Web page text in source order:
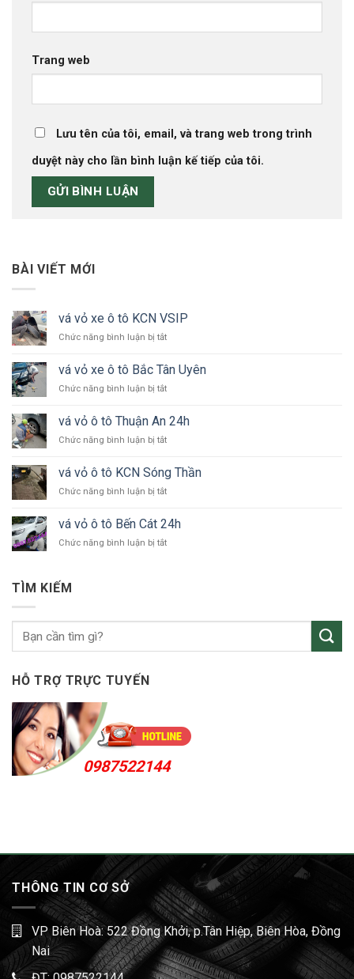
Trang web
Lưu tên của tôi, email, và trang web trong trình
duyệt này cho lần bình luận kế tiếp của tôi.
BÀI VIẾT MỚI
vá vỏ xe ô tô KCN VSIP
Chức năng bình luận bị tắtở
vỏ
xe
ô
KCN
vá vỏ xe ô tô Bắc Tân Uyên
Chức năng bình luận bị tắtở
vỏ
xe
ô
Bắc
Tân
Uyên
vá vỏ ô tô Thuận An 24h
Chức năng bình luận bị tắtở
ô
tô
An
vá vỏ ô tô KCN Sóng Thần
Chức năng bình luận bị tắtở
vỏ
ô
tô
vá vỏ ô tô Bến Cát 24h
Chức năng bình luận bị tắtở
Cát
TÌM KIẾM
HỖ TRỢ TRỰC TUYẾN
0987522144
THÔNG TIN CƠ SỞ
VP Biên Hoà: 522 Đồng Khởi, p.Tân Hiệp, Biên Hòa, Đồng
Nai